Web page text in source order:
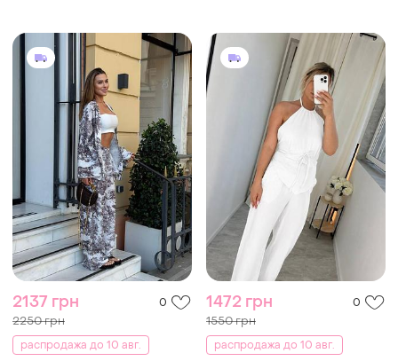
2137 грн 0
2250 грн
распродажа до 10 авг.
1472 грн 0
1550 грн
распродажа до 10 авг.